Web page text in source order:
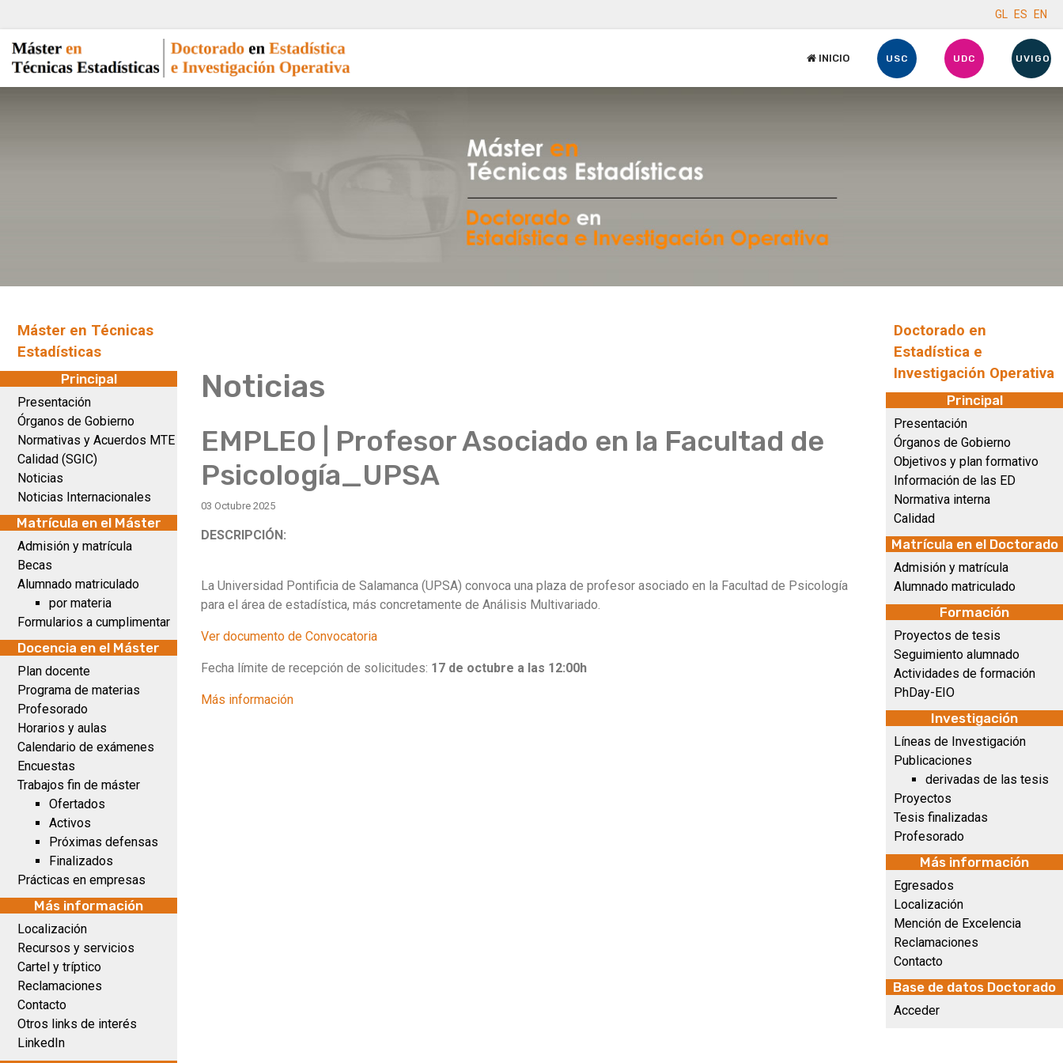
GL ES EN
INICIO USC UDC UVIGO
Máster en Técnicas
Estadísticas
Principal
Presentación
Órganos de Gobierno
Normativas y Acuerdos MTE
Calidad (SGIC)
Noticias
Noticias Internacionales
Matrícula en el Máster
Admisión y matrícula
Becas
Alumnado matriculado
por materia
Formularios a cumplimentar
Docencia en el Máster
Plan docente
Programa de materias
Profesorado
Horarios y aulas
Calendario de exámenes
Encuestas
Trabajos fin de máster
Ofertados
Activos
Próximas defensas
Finalizados
Prácticas en empresas
Más información
Localización
Recursos y servicios
Cartel y tríptico
Reclamaciones
Contacto
Otros links de interés
LinkedIn
Noticias
EMPLEO | Profesor Asociado en la Facultad de
Psicología_UPSA
03 Octubre 2025
DESCRIPCIÓN:
La Universidad Pontificia de Salamanca (UPSA) convoca una plaza de profesor asociado en la Facultad de Psicología
para el área de estadística, más concretamente de Análisis Multivariado.
Ver documento de Convocatoria
Fecha límite de recepción de solicitudes: 17 de octubre a las 12:00h
Más información
Doctorado en
Estadística e
Investigación Operativa
Principal
Presentación
Órganos de Gobierno
Objetivos y plan formativo
Información de las ED
Normativa interna
Calidad
Matrícula en el Doctorado
Admisión y matrícula
Alumnado matriculado
Formación
Proyectos de tesis
Seguimiento alumnado
Actividades de formación
PhDay-EIO
Investigación
Líneas de Investigación
Publicaciones
derivadas de las tesis
Proyectos
Tesis finalizadas
Profesorado
Más información
Egresados
Localización
Mención de Excelencia
Reclamaciones
Contacto
Base de datos Doctorado
Acceder